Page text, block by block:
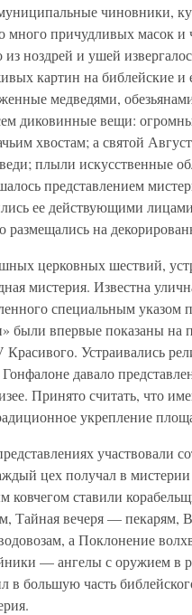
чиновники,
много причудливых масок
из ноздрей и ушей
картин на библейские и
медведями,
диковинные вещи:
хвостам; а святой
плыли искусственные
представлением
ее действующими
размещались на
церковных шествий,
мистерия. Известна
специальным
были впервые показаны
Устраивались
Гонфалоне давало
Принято считать, что
укрепление
участвовали
цех получал в
ковчегом ставили
Тайная вечеря —
а Поклонение
— ангелы с оружием в
в большую часть